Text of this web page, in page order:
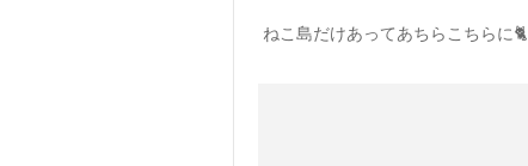
ねこ島だけあってあちらこちらに🐈